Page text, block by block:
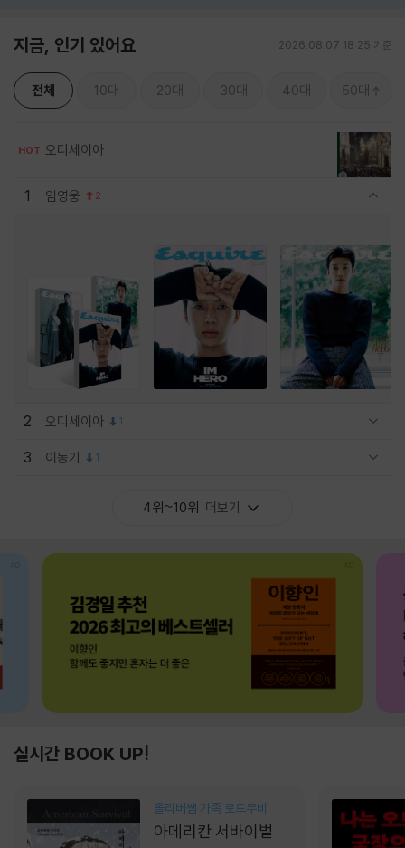
지금, 인기 있어요 2026.08.07 18:25 기준
전체 10대 20대 30대 40대 50대
HOT 오디세이아
1 임영웅 2
2 오디세이아 1
3 이동기 1
4위~10위 더보기
실시간 BOOK UP!
올리버쌤 가족 로드무비
아메리칸 서바이벌